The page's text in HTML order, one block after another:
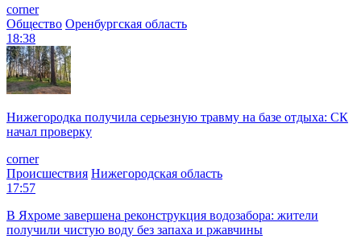
corner
Общество Оренбургская область
18:38
Нижегородка получила серьезную травму на базе отдыха: СК
начал проверку
corner
Происшествия Нижегородская область
17:57
В Яхроме завершена реконструкция водозабора: жители
получили чистую воду без запаха и ржавчины